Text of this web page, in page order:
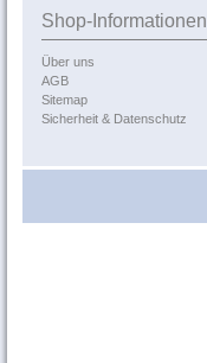
Shop-Informationen
Über uns
AGB
Sitemap
Sicherheit & Datenschutz